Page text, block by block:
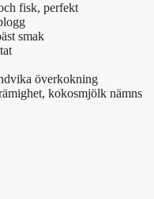
fisk, perfekt
smak
överkokning
kokosmjölk nämns